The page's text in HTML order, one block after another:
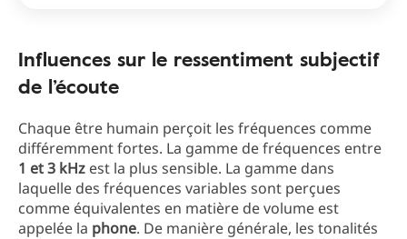
Influences sur le ressentiment subjectif
de l’écoute
Chaque être humain perçoit les fréquences comme
différemment fortes. La gamme de fréquences entre
1 et 3 kHz est la plus sensible. La gamme dans
laquelle des fréquences variables sont perçues
comme équivalentes en matière de volume est
appelée la phone. De manière générale, les tonalités